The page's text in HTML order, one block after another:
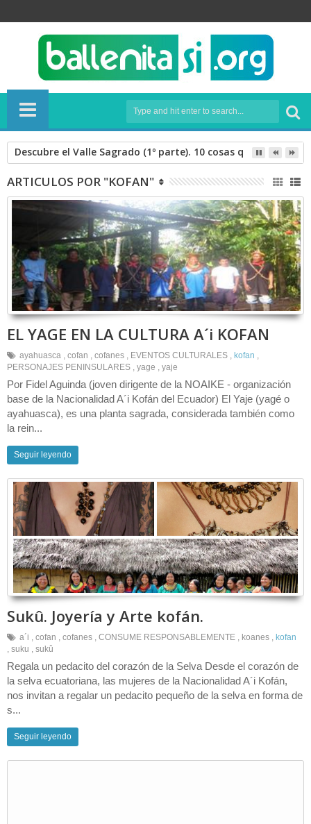
Descubre el Valle Sagrado (1º parte). 10 cosas que hacer en
ARTICULOS POR "KOFAN"
EL YAGE EN LA CULTURA A´i KOFAN
ayahuasca , cofan , cofanes , EVENTOS CULTURALES , kofan ,
PERSONAJES PENINSULARES , yage , yaje
Por Fidel Aguinda (joven dirigente de la NOAIKE - organización
base de la Nacionalidad A´i Kofán del Ecuador) El Yaje (yagé o
ayahuasca), es una planta sagrada, considerada también como
la rein...
Seguir leyendo
Sukû. Joyería y Arte kofán.
a´i , cofan , cofanes , CONSUME RESPONSABLEMENTE , koanes , kofan
, suku , sukû
Regala un pedacito del corazón de la Selva Desde el corazón de
la selva ecuatoriana, las mujeres de la Nacionalidad A´i Kofán,
nos invitan a regalar un pedacito pequeño de la selva en forma de
s...
Seguir leyendo